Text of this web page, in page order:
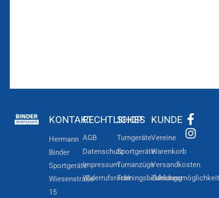
KONTAKT
Hermann
Binder
Sportgeräte
Wiesenstraße
15
RECHTLICHES
AGB
Datenschutz
Impressum
Widerrufsrecht
SHOP
Turngeräte
Sportgeräte
Turnanzüge
Trainingsbekleidung
KUNDE
Vereine
Warenkorb
Versandkosten